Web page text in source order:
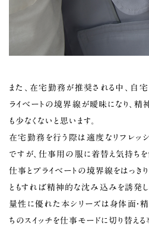
また、在宅勤務が推奨される中、自
ライベートの境界線が曖昧になり、精
も少なくないと思います。
在宅勤務を行う際は適度なリフレッ
ですが、仕事用の服に着替え気持ちを
仕事とプライベートの境界線をはっきり
ともすれば精神的な沈み込みを誘発
量性に優れた本シリーズは身体面・
ちのスイッチを仕事モードに切り替える